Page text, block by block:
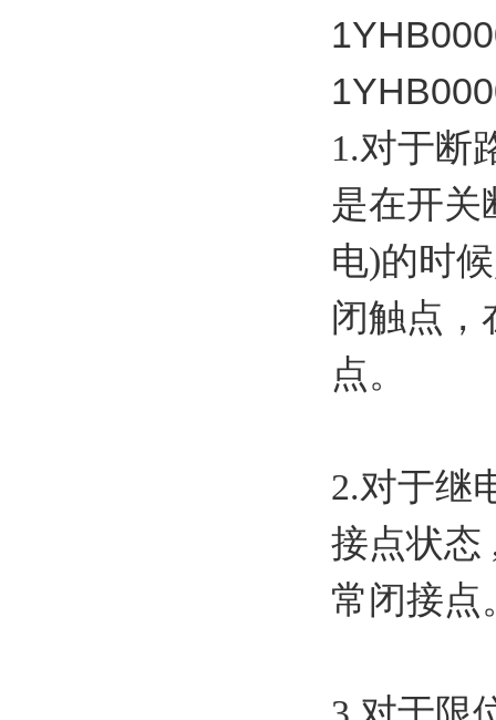
1.对于断
是在开关
电)的时
闭触点，
点。
2.对于继
接点状态
常闭接点